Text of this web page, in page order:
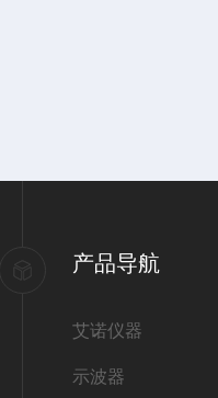
产品导航
艾诺仪器
示波器